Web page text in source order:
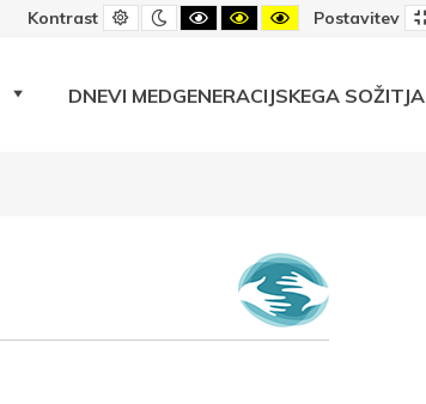
Kontrast Privzeti
kontrast
Nočni
kontrast
Črno-
beli
Črno-
rumeni
Rumeno-
črni
Postavitev
DNEVI MEDGENERACIJSKEGA SOŽITJA